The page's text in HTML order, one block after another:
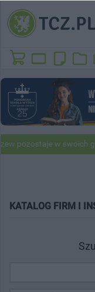
pozostaje w swoich
KATALOG FIRM I